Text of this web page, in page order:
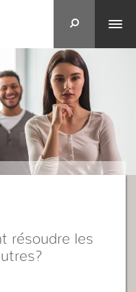
résoudre les